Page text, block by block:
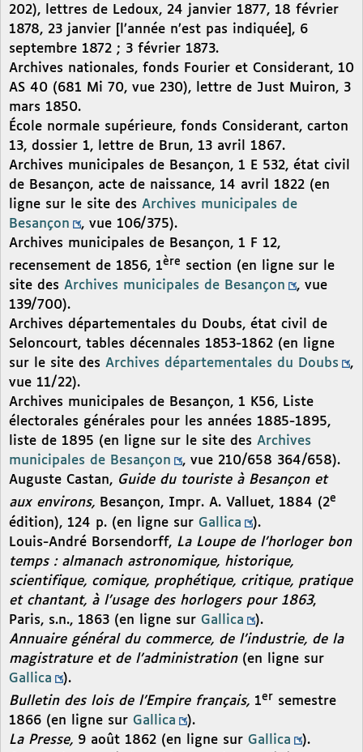
202), lettres de Ledoux, 24 janvier 1877, 18 février
1878, 23 janvier [l’année n’est pas indiquée], 6
septembre 1872 ; 3 février 1873.
Archives nationales, fonds Fourier et Considerant, 10
AS 40 (681 Mi 70, vue 230), lettre de Just Muiron, 3
mars 1850.
École normale supérieure, fonds Considerant, carton
13, dossier 1, lettre de Brun, 13 avril 1867.
Archives municipales de Besançon, 1 E 532, état civil
de Besançon, acte de naissance, 14 avril 1822 (en
ligne sur le site des Archives municipales de
Besançon
, vue 106/375).
Archives municipales de Besançon, 1 F 12,
recensement de 1856, 1ère section (en ligne sur le
site des Archives municipales de Besançon
, vue
139/700).
Archives départementales du Doubs, état civil de
Seloncourt, tables décennales 1853-1862 (en ligne
sur le site des Archives départementales du Doubs
,
vue 11/22).
Archives municipales de Besançon, 1 K56, Liste
électorales générales pour les années 1885-1895,
liste de 1895 (en ligne sur le site des Archives
municipales de Besançon
, vue 210/658 364/658).
Auguste Castan, Guide du touriste à Besançon et
aux environs, Besançon, Impr. A. Valluet, 1884 (2e
édition), 124 p. (en ligne sur Gallica
).
Louis-André Borsendorff, La Loupe de l’horloger bon
temps : almanach astronomique, historique,
scientifique, comique, prophétique, critique, pratique
et chantant, à l’usage des horlogers pour 1863,
Paris, s.n., 1863 (en ligne sur Gallica
).
Annuaire général du commerce, de l’industrie, de la
magistrature et de l’administration(en ligne sur
Gallica
).
Bulletin des lois de l’Empire français, 1er semestre
1866 (en ligne sur Gallica
).
La Presse, 9 août 1862 (en ligne sur Gallica
).